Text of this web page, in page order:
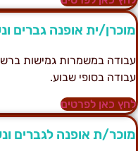
ית אופנה גברים
במשמרות גמישות
בסופי שבוע.
כאן לפרטים
ת אופנה לגברים